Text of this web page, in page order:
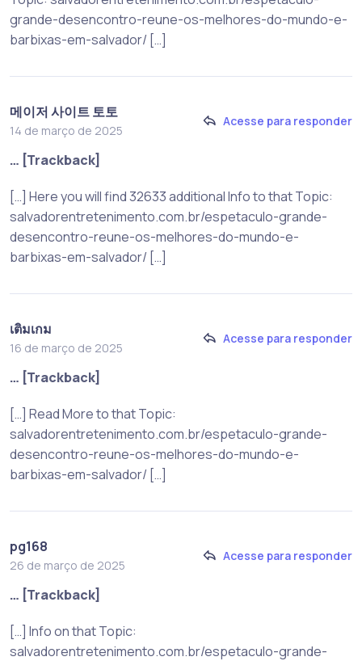
grande-desencontro-reune-os-melhores-do-mundo-e-
barbixas-em-salvador/ […]
메이저 사이트 토토
14 de março de 2025
Acesse para responder
… [Trackback]
[…] Here you will find 32633 additional Info to that Topic:
salvadorentretenimento.com.br/espetaculo-grande-
desencontro-reune-os-melhores-do-mundo-e-
barbixas-em-salvador/ […]
เติมเกม
16 de março de 2025
Acesse para responder
… [Trackback]
[…] Read More to that Topic:
salvadorentretenimento.com.br/espetaculo-grande-
desencontro-reune-os-melhores-do-mundo-e-
barbixas-em-salvador/ […]
pg168
26 de março de 2025
Acesse para responder
… [Trackback]
[…] Info on that Topic:
salvadorentretenimento.com.br/espetaculo-grande-